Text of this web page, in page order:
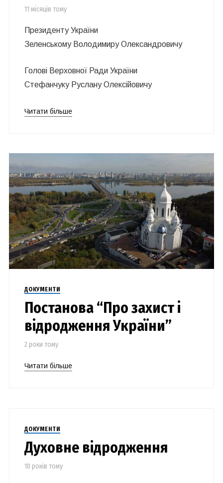
11 місяців тому
Президенту України
Зеленському Володимиру Олександровичу
Голові Верховної Ради України
Стефанчуку Руслану Олексійовичу
Читати більше
ДОКУМЕНТИ
Постанова “Про захист і
відродження України”
2 роки тому
Читати більше
ДОКУМЕНТИ
Духовне відродження
10 років тому